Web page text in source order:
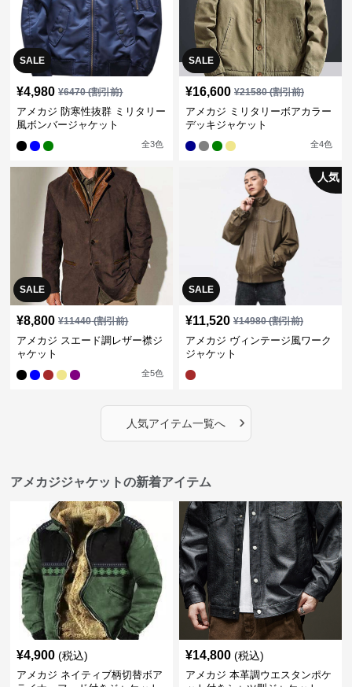
SALE
¥4,980 ¥6470(割引前)
アメカジ 防寒性抜群 ミリタリー
風ボンバージャケット
全3色
SALE
¥16,600 ¥21580(割引前)
アメカジ ミリタリーボアカラー
デッキジャケット
全4色
SALE
¥8,800 ¥11440(割引前)
アメカジ スエード調レザー襟ジ
ャケット
全5色
SALE
人気
¥11,520 ¥14980(割引前)
アメカジ ヴィンテージ風ワーク
ジャケット
人気アイテム一覧へ ›
アメカジジャケットの新着アイテム
¥4,900 (税込)
アメカジ ネイティブ柄切替ボア
¥14,800 (税込)
アメカジ 本革調ウエスタンポケ